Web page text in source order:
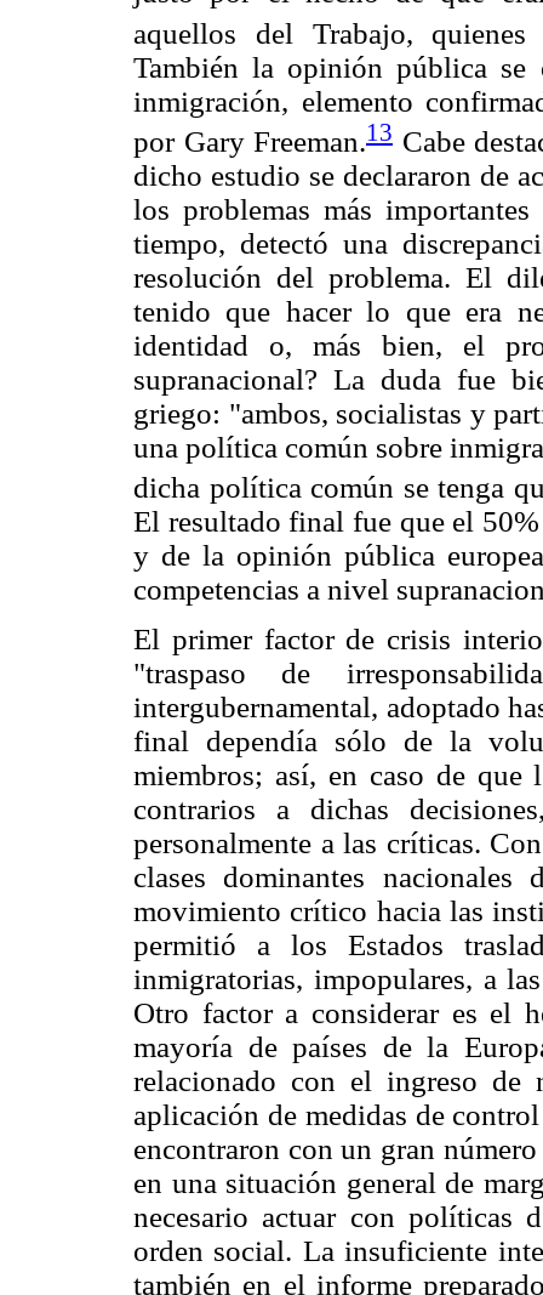
aquellos del Trabajo,
También la opinión pública se
inmigración, elemento
por Gary Freeman.13 Cabe
dicho estudio se declararon de
los problemas más
tiempo, detectó una
resolución del problema. El
tenido que hacer lo que era
identidad o, más bien, el
supranacional? La duda fue
griego: "ambos, socialistas y
una política común sobre
dicha política común se tenga
El resultado final fue que el
y de la opinión pública
competencias a nivel
El primer factor de crisis
"traspaso de
intergubernamental, adoptado
final dependía sólo de la
miembros; así, en caso de que
contrarios a dichas
personalmente a las críticas.
clases dominantes
movimiento crítico hacia las
permitió a los Estados
inmigratorias, impopulares, a
Otro factor a considerar es el
mayoría de países de la
relacionado con el ingreso de
aplicación de medidas de
encontraron con un gran
en una situación general de
necesario actuar con políticas
orden social. La insuficiente
también en el informe